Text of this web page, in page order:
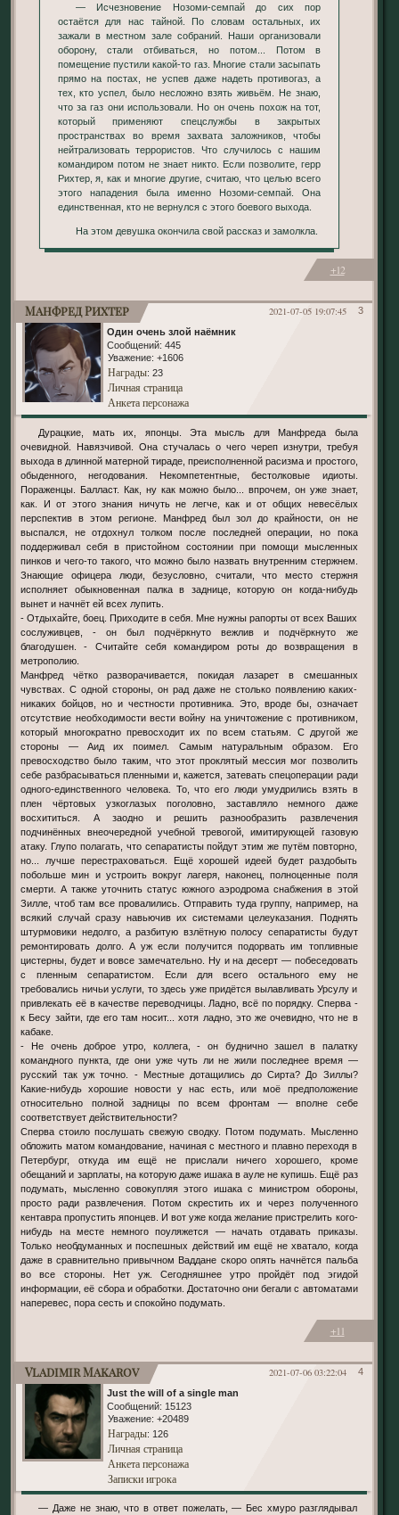
— Исчезновение Нозоми-семпай до сих пор
остаётся для нас тайной. По словам остальных, их
зажали в местном зале собраний. Наши организовали
оборону, стали отбиваться, но потом... Потом в
помещение пустили какой-то газ. Многие стали засыпать
прямо на постах, не успев даже надеть противогаз, а
тех, кто успел, было несложно взять живьём. Не знаю,
что за газ они использовали. Но он очень похож на тот,
который применяют спецслужбы в закрытых
пространствах во время захвата заложников, чтобы
нейтрализовать террористов. Что случилось с нашим
командиром потом не знает никто. Если позволите, герр
Рихтер, я, как и многие другие, считаю, что целью всего
этого нападения была именно Нозоми-семпай. Она
единственная, кто не вернулся с этого боевого выхода.
На этом девушка окончила свой рассказ и замолкла.
+12
3
2021-07-05 19:07:45
Манфред Рихтер
Один очень злой наёмник
Сообщений: 445
Уважение: +1606
Награды: 23
Личная страница
Анкета персонажа
Дурацкие, мать их, японцы. Эта мысль для Манфреда была
очевидной. Навязчивой. Она стучалась о чего череп изнутри, требуя
выхода в длинной матерной тираде, преисполненной расизма и простого,
обыденного, негодования. Некомпетентные, бестолковые идиоты.
Пораженцы. Балласт. Как, ну как можно было... впрочем, он уже знает,
как. И от этого знания ничуть не легче, как и от общих невесёлых
перспектив в этом регионе. Манфред был зол до крайности, он не
выспался, не отдохнул толком после последней операции, но пока
поддерживал себя в пристойном состоянии при помощи мысленных
пинков и чего-то такого, что можно было назвать внутренним стержнем.
Знающие офицера люди, безусловно, считали, что место стержня
исполняет обыкновенная палка в заднице, которую он когда-нибудь
вынет и начнёт ей всех лупить.
- Отдыхайте, боец. Приходите в себя. Мне нужны рапорты от всех Ваших
сослуживцев, - он был подчёркнуто вежлив и подчёркнуто же
благодушен. - Считайте себя командиром роты до возвращения в
метрополию.
Манфред чётко разворачивается, покидая лазарет в смешанных
чувствах. С одной стороны, он рад даже не столько появлению каких-
никаких бойцов, но и честности противника. Это, вроде бы, означает
отсутствие необходимости вести войну на уничтожение с противником,
который многократно превосходит их по всем статьям. С другой же
стороны — Аид их поимел. Самым натуральным образом. Его
превосходство было таким, что этот проклятый мессия мог позволить
себе разбрасываться пленными и, кажется, затевать спецоперации ради
одного-единственного человека. То, что его люди умудрились взять в
плен чёртовых узкоглазых поголовно, заставляло немного даже
восхититься. А заодно и решить разнообразить развлечения
подчинённых внеочередной учебной тревогой, имитирующей газовую
атаку. Глупо полагать, что сепаратисты пойдут этим же путём повторно,
но... лучше перестраховаться. Ещё хорошей идеей будет раздобыть
побольше мин и устроить вокруг лагеря, наконец, полноценные поля
смерти. А также уточнить статус южного аэродрома снабжения в этой
Зилле, чтоб там все провалились. Отправить туда группу, например, на
всякий случай сразу навьючив их системами целеуказания. Поднять
штурмовики недолго, а разбитую взлётную полосу сепаратисты будут
ремонтировать долго. А уж если получится подорвать им топливные
цистерны, будет и вовсе замечательно. Ну и на десерт — побеседовать
с пленным сепаратистом. Если для всего остального ему не
требовались ничьи услуги, то здесь уже придётся вылавливать Урсулу и
привлекать её в качестве переводчицы. Ладно, всё по порядку. Сперва -
к Бесу зайти, где его там носит... хотя ладно, это же очевидно, что не в
кабаке.
- Не очень доброе утро, коллега, - он буднично зашел в палатку
командного пункта, где они уже чуть ли не жили последнее время —
русский так уж точно. - Местные дотащились до Сирта? До Зиллы?
Какие-нибудь хорошие новости у нас есть, или моё предположение
относительно полной задницы по всем фронтам — вполне себе
соответствует действительности?
Сперва стоило послушать свежую сводку. Потом подумать. Мысленно
обложить матом командование, начиная с местного и плавно переходя в
Петербург, откуда им ещё не прислали ничего хорошего, кроме
обещаний и зарплаты, на которую даже ишака в ауле не купишь. Ещё раз
подумать, мысленно совокупляя этого ишака с министром обороны,
просто ради развлечения. Потом скрестить их и через полученного
кентавра пропустить японцев. И вот уже когда желание пристрелить кого-
нибудь на месте немного поуляжется — начать отдавать приказы.
Только необдуманных и поспешных действий им ещё не хватало, когда
даже в сравнительно привычном Ваддане скоро опять начнётся пальба
во все стороны. Нет уж. Сегодняшнее утро пройдёт под эгидой
информации, её сбора и обработки. Достаточно они бегали с автоматами
наперевес, пора сесть и спокойно подумать.
+11
4
2021-07-06 03:22:04
Vladimir Makarov
Just the will of a single man
Сообщений: 15123
Уважение: +20489
Награды: 126
Личная страница
Анкета персонажа
Записки игрока
— Даже не знаю, что в ответ пожелать, — Бес хмуро разглядывал